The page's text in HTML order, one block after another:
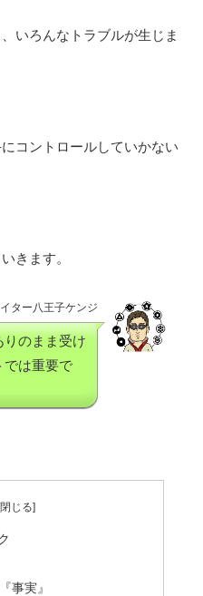
いろんなトラブルが生じま
コントロールしていかない
きます。
ター八王子ケンジ
のまま受け
では重要で
事実』